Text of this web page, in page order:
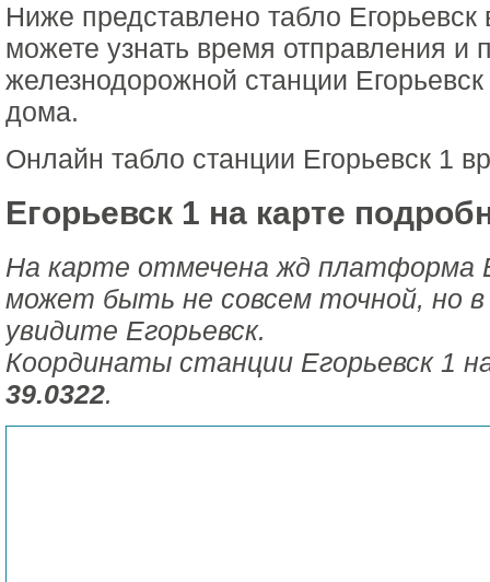
Ниже представлено табло
можете узнать время отправления и
железнодорожной станции
дома.
Онлайн табло станции Егорьевск 1
Егорьевск 1 на карте
На карте отмечена жд платформа
может быть не совсем точной, но
увидите Егорьевск.
Координаты станции Егорьевск 1
39.0322.